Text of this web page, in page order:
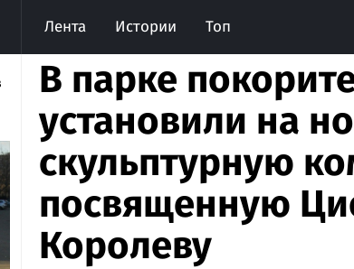
Лента Истории Топ
В парке
установили на
скульптурную
посвященную
Королеву